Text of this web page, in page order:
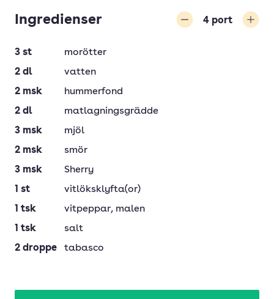
Ingredienser 4 port
3 st
morötter
2 dl
vatten
2 msk
hummerfond
2 dl
matlagningsgrädde
3 msk
mjöl
2 msk
smör
3 msk
Sherry
1 st
vitlöksklyfta(or)
1 tsk vitpeppar, malen
1 tsk
salt
2 droppe tabasco